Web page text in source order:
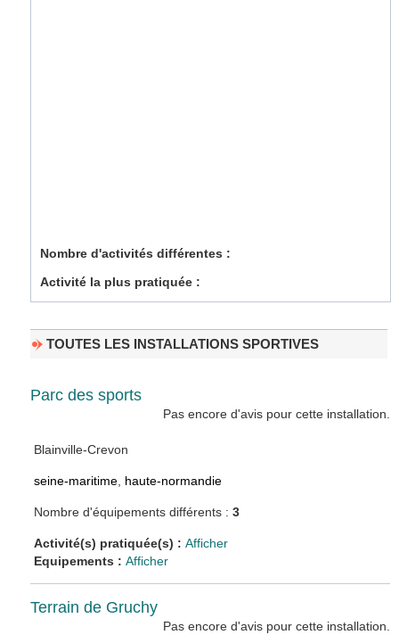
Nombre d'activités différentes :
Activité la plus pratiquée :
TOUTES LES INSTALLATIONS SPORTIVES
Parc des sports
Pas encore d'avis pour cette installation.
Blainville-Crevon
seine-maritime haute-normandie
Nombre d'équipements différents :3
Activité(s) pratiquée(s) :Afficher
Equipements :Afficher
Terrain de Gruchy
Pas encore d'avis pour cette installation.